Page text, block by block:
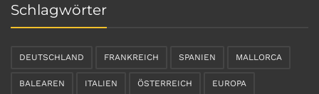
Schlagwörter
DEUTSCHLAND FRANKREICH SPANIEN MALLORCA
BALEAREN ITALIEN ÖSTERREICH EUROPA